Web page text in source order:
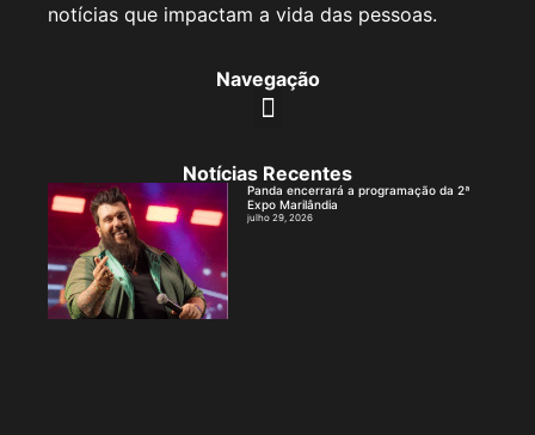
notícias que impactam a vida das pessoas.
Navegação
Notícias Recentes
Panda encerrará a programação da 2ª
Expo Marilândia
julho 29, 2026